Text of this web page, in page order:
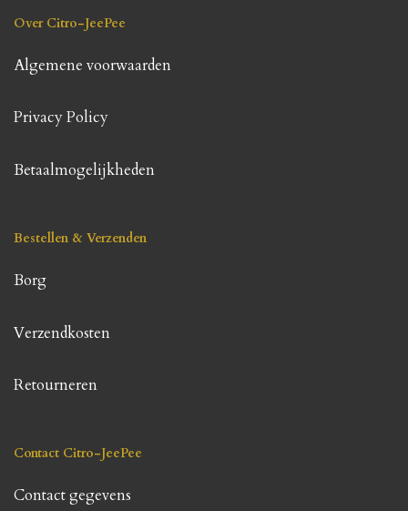
Over Citro-JeePee
Algemene voorwaarden
Privacy Policy
Betaalmogelijkheden
Bestellen & Verzenden
Borg
Verzendkosten
Retourneren
Contact Citro-JeePee
Contact gegevens